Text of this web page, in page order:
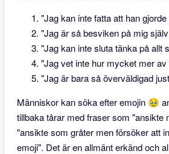
"Jag kan inte fatta att han
"Jag är så besviken på mig
"Jag kan inte sluta tänka på allt
"Jag vet inte hur mycket mer
"Jag är bara så överväldigad
Människor kan söka efter emojin 🥹
tillbaka tårar med fraser som "ansikte
"ansikte som gråter men försöker att
emoji". Det är en allmänt erkänd och